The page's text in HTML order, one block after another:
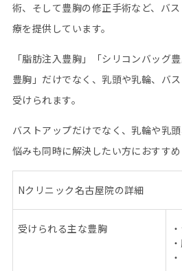
術、そして豊胸の修正手術など、バ
療を提供しています。
「脂肪注入豊胸」「シリコンバッグ
豊胸」だけでなく、乳頭や乳輪、バ
受けられます。
バストアップだけでなく、乳輪や乳
悩みも同時に解決したい方におすすめ
Nクリニック名古屋院の詳細
受けられる主な豊胸